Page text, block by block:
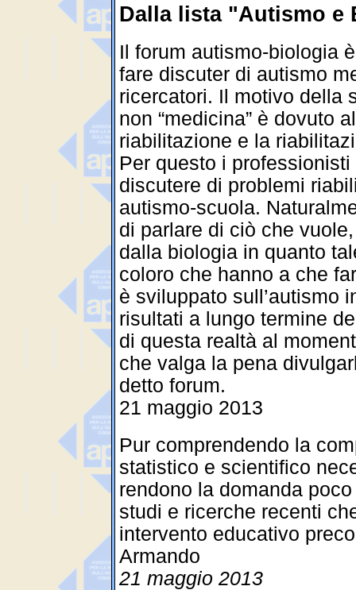
Dalla lista "Autismo e
Il forum autismo-biologia
fare discuter di autismo
ricercatori. Il motivo della
non “medicina” è dovuto
riabilitazione e la
Per questo i
discutere di problemi
autismo-scuola.
di parlare di ciò che
dalla biologia in quanto
coloro che hanno a che
è sviluppato sull’autismo
risultati a lungo termine
di questa realtà al
che valga la pena
detto forum.
21 maggio 2013
Pur comprendendo la
statistico e scientifico
rendono la domanda
studi e ricerche recenti
intervento educativo
Armando
21 maggio 2013